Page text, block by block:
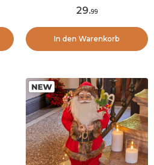
29.99
In den Warenkorb